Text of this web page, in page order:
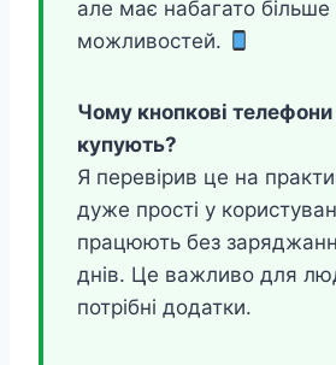
але має набагато більше
можливостей.
Чому кнопкові телефони
купують?
Я перевірив це на
дуже прості у
працюють без
днів. Це важливо для
потрібні додатки.